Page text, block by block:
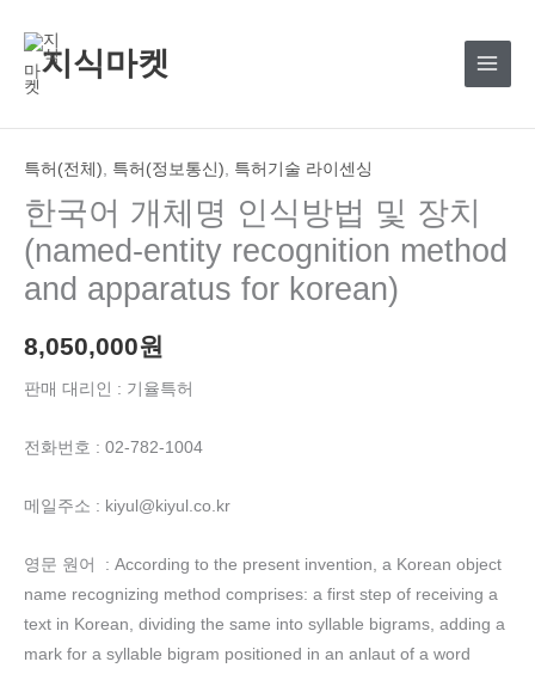
건
지식마켓
특허(전체), 특허(정보통신), 특허기술 라이센싱
한국어 개체명 인식방법 및 장치
(named-entity recognition method
and apparatus for korean)
8,050,000원
판매 대리인 : 기율특허
전화번호 : 02-782-1004
메일주소 : kiyul@kiyul.co.kr
영문 원어 : According to the present invention, a Korean object
name recognizing method comprises: a first step of receiving a
text in Korean, dividing the same into syllable bigrams, adding a
mark for a syllable bigram positioned in an anlaut of a word